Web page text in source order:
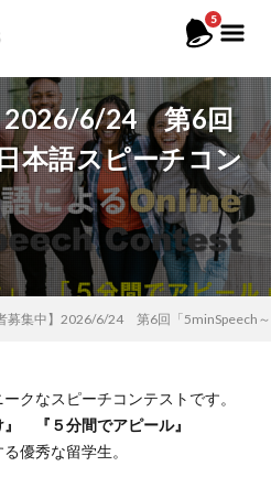
5
2026/6/24 第6回
本語スピーチコン
者募集中】2026/6/24 第6回「5minSpeech
クなスピーチコンテストです。
』 『５分間でアピール』
優秀な留学生。